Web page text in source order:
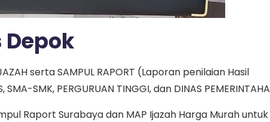
Depok
serta SAMPUL RAPORT (Laporan penilaian Hasil
SMK, PERGURUAN TINGGI, dan DINAS
Raport Surabaya dan MAP Ijazah Harga Murah untuk